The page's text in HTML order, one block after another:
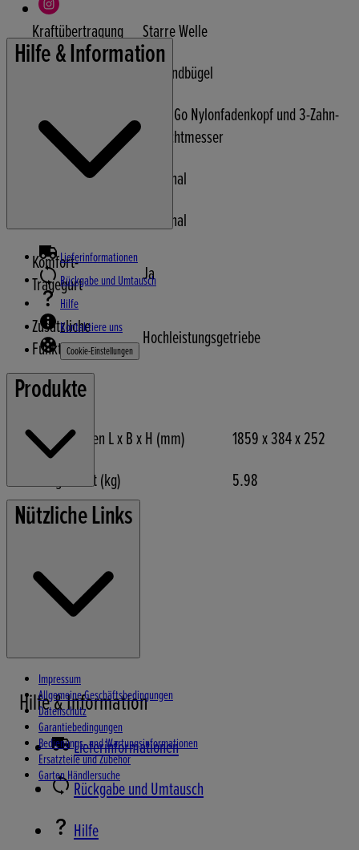
Kraftübertragung
Starre Welle
Einhandbügel
Freischneider
Tap & Go Nylonfadenkopf und 3-Zahn-
Dickichtmesser
Heckenschere
Optional
Optional
Komfort-
Tragegurt
Ja
Zusätzliche
Funktionen
Hochleistungsgetriebe
Abmessungen
Abmessungen L x B x H (mm)
1859 x 384 x 252
Leergewicht (kg)
5.98
Hilfe & Information
Lieferinformationen
Rückgabe und Umtausch
Hilfe
Kontaktiere uns
Cookie-Einstellungen
Produkte
Rasenmäher
Gartengeräte
Schneefräsen
Nützliche Links
Impressum
Allgemeine Geschäftsbedingungen
Datenschutz
Garantiebedingungen
Bedienungs- und Wartungsinformationen
Ersatzteile und Zubehör
Garten Händlersuche
Hilfe & Information
Lieferinformationen
Rückgabe und Umtausch
Hilfe